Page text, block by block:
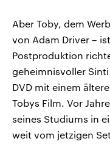
Aber Toby, dem
von Adam Driver –
Postproduktion
geheimnisvoller
DVD mit einem
Tobys Film. Vor
seines Studiums in
weit vom jetzigen